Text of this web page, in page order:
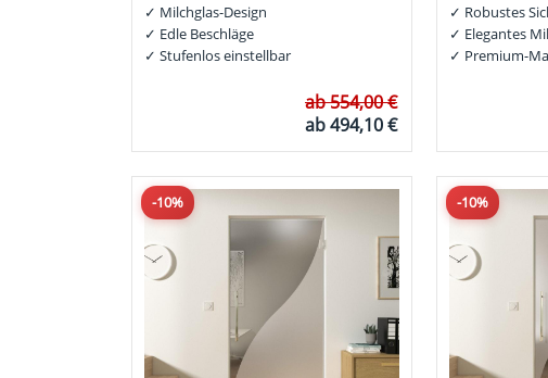
✓ Milchglas-Design
✓ Edle Beschläge
✓ Stufenlos einstellbar
ab554,00 €
ab494,10 €
✓ Robustes
✓ Elegantes
✓ Premium-
-10% -10%